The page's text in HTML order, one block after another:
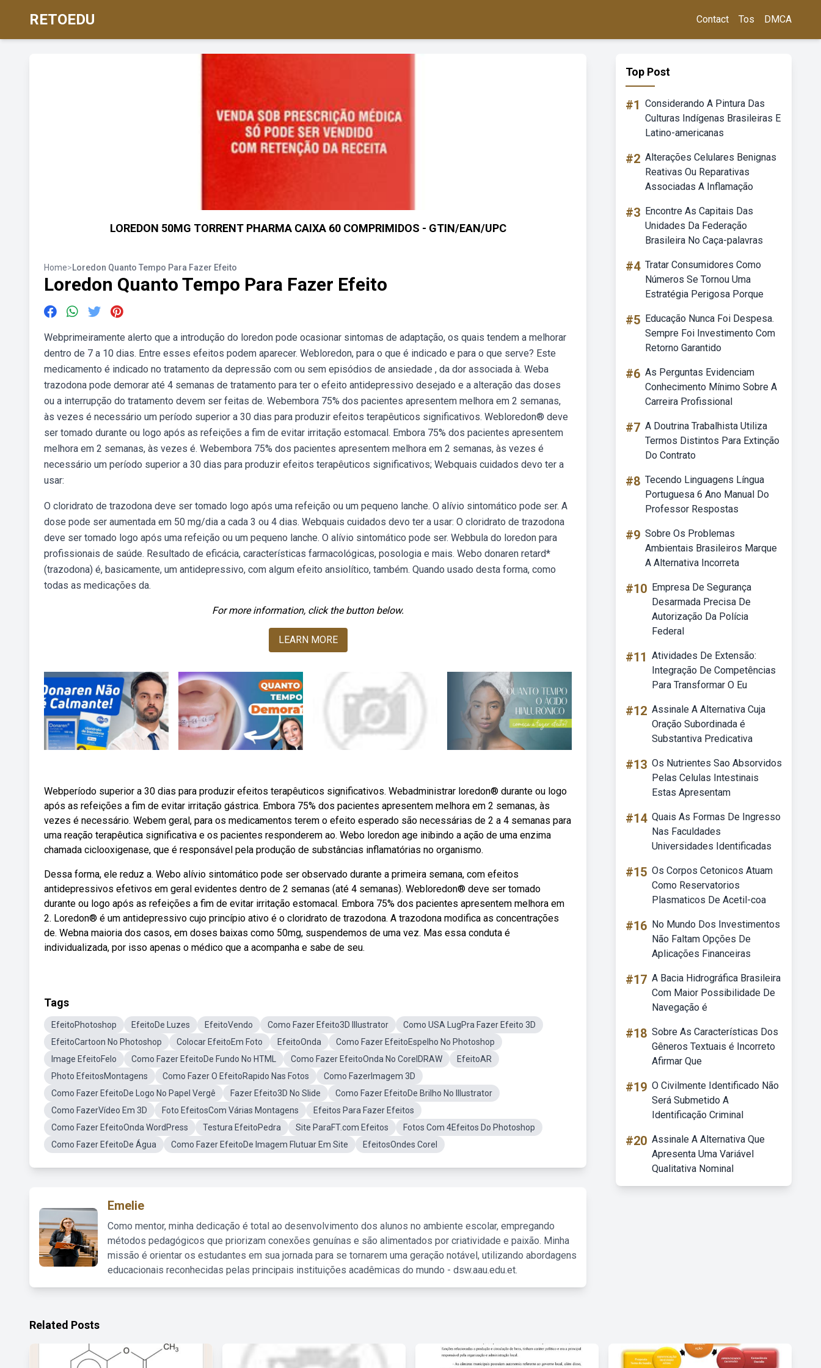
RETOEDU Contact Tos DMCA
LOREDON 50MG TORRENT PHARMA CAIXA 60 COMPRIMIDOS - GTIN/EAN/UPC
Home>Loredon Quanto Tempo Para Fazer Efeito
Loredon Quanto Tempo Para Fazer Efeito
Webprimeiramente alerto que a introdução do loredon pode ocasionar sintomas de adaptação, os quais tendem a melhorar
dentro de 7 a 10 dias. Entre esses efeitos podem aparecer. Webloredon, para o que é indicado e para o que serve? Este
medicamento é indicado no tratamento da depressão com ou sem episódios de ansiedade , da dor associada à. Weba
trazodona pode demorar até 4 semanas de tratamento para ter o efeito antidepressivo desejado e a alteração das doses
ou a interrupção do tratamento devem ser feitas de. Webembora 75% dos pacientes apresentem melhora em 2 semanas,
às vezes é necessário um período superior a 30 dias para produzir efeitos terapêuticos significativos. Webloredon® deve
ser tomado durante ou logo após as refeições a fim de evitar irritação estomacal. Embora 75% dos pacientes apresentem
melhora em 2 semanas, às vezes é. Webembora 75% dos pacientes apresentem melhora em 2 semanas, às vezes é
necessário um período superior a 30 dias para produzir efeitos terapêuticos significativos; Webquais cuidados devo ter a
usar:
O cloridrato de trazodona deve ser tomado logo após uma refeição ou um pequeno lanche. O alívio sintomático pode ser. A
dose pode ser aumentada em 50 mg/dia a cada 3 ou 4 dias. Webquais cuidados devo ter a usar: O cloridrato de trazodona
deve ser tomado logo após uma refeição ou um pequeno lanche. O alívio sintomático pode ser. Webbula do loredon para
profissionais de saúde. Resultado de eficácia, características farmacológicas, posologia e mais. Webo donaren retard*
(trazodona) é, basicamente, um antidepressivo, com algum efeito ansiolítico, também. Quando usado desta forma, como
todas as medicações da.
For more information, click the button below.
LEARN MORE
Webperíodo superior a 30 dias para produzir efeitos terapêuticos significativos. Webadministrar loredon® durante ou logo
após as refeições a fim de evitar irritação gástrica. Embora 75% dos pacientes apresentem melhora em 2 semanas, às
vezes é necessário. Webem geral, para os medicamentos terem o efeito esperado são necessárias de 2 a 4 semanas para
uma reação terapêutica significativa e os pacientes responderem ao. Webo loredon age inibindo a ação de uma enzima
chamada ciclooxigenase, que é responsável pela produção de substâncias inflamatórias no organismo.
Dessa forma, ele reduz a. Webo alívio sintomático pode ser observado durante a primeira semana, com efeitos
antidepressivos efetivos em geral evidentes dentro de 2 semanas (até 4 semanas). Webloredon® deve ser tomado
durante ou logo após as refeições a fim de evitar irritação estomacal. Embora 75% dos pacientes apresentem melhora em
2. Loredon® é um antidepressivo cujo princípio ativo é o cloridrato de trazodona. A trazodona modifica as concentrações
de. Webna maioria dos casos, em doses baixas como 50mg, suspendemos de uma vez. Mas essa conduta é
individualizada, por isso apenas o médico que a acompanha e sabe de seu.
Tags
EfeitoPhotoshop EfeitoDe Luzes EfeitoVendo Como Fazer Efeito3D Illustrator
Como USA LugPra Fazer Efeito 3D
EfeitoCartoon No Photoshop
Colocar EfeitoEm Foto EfeitoOnda
Como Fazer EfeitoEspelho No Photoshop
Image EfeitoFelo
Como Fazer EfeitoDe Fundo No HTML Como Fazer EfeitoOnda No CorelDRAW
EfeitoAR
Photo EfeitosMontagens
Como Fazer O EfeitoRapido Nas Fotos
Como FazerImagem 3D
Como Fazer EfeitoDe Logo No Papel Vergê
Fazer Efeito3D No Slide
Como Fazer EfeitoDe Brilho No Illustrator
Como FazerVídeo Em 3D
Foto EfeitosCom Várias Montagens
Efeitos Para Fazer Efeitos
Como Fazer EfeitoOnda WordPress
Testura EfeitoPedra Site ParaFT.com Efeitos
Fotos Com 4Efeitos Do Photoshop
Como Fazer EfeitoDe Água
Como Fazer EfeitoDe Imagem Flutuar Em Site EfeitosOndes Corel
Emelie
Como mentor, minha dedicação é total ao desenvolvimento dos alunos no ambiente escolar, empregando
métodos pedagógicos que priorizam conexões genuínas e são alimentados por criatividade e paixão. Minha
missão é orientar os estudantes em sua jornada para se tornarem uma geração notável, utilizando abordagens
educacionais reconhecidas pelas principais instituições acadêmicas do mundo - dsw.aau.edu.et.
Top Post
#1 Considerando A Pintura Das
Culturas Indígenas Brasileiras E
Latino-americanas
#2 Alterações Celulares Benignas
Reativas Ou Reparativas
Associadas A Inflamação
#3 Encontre As Capitais Das
Unidades Da Federação
Brasileira No Caça-palavras
#4 Tratar Consumidores Como
Números Se Tornou Uma
Estratégia Perigosa Porque
#5 Educação Nunca Foi Despesa.
Sempre Foi Investimento Com
Retorno Garantido
#6 As Perguntas Evidenciam
Conhecimento Mínimo Sobre A
Carreira Profissional
#7 A Doutrina Trabalhista Utiliza
Termos Distintos Para Extinção
Do Contrato
#8 Tecendo Linguagens Língua
Portuguesa 6 Ano Manual Do
Professor Respostas
#9 Sobre Os Problemas
Ambientais Brasileiros Marque
A Alternativa Incorreta
#10 Empresa De Segurança
Desarmada Precisa De
Autorização Da Polícia
Federal
#11 Atividades De Extensão:
Integração De Competências
Para Transformar O Eu
#12 Assinale A Alternativa Cuja
Oração Subordinada é
Substantiva Predicativa
#13 Os Nutrientes Sao Absorvidos
Pelas Celulas Intestinais
Estas Apresentam
#14 Quais As Formas De Ingresso
Nas Faculdades
Universidades Identificadas
#15 Os Corpos Cetonicos Atuam
Como Reservatorios
Plasmaticos De Acetil-coa
#16 No Mundo Dos Investimentos
Não Faltam Opções De
Aplicações Financeiras
#17 A Bacia Hidrográfica Brasileira
Com Maior Possibilidade De
Navegação é
#18 Sobre As Características Dos
Gêneros Textuais é Incorreto
Afirmar Que
#19 O Civilmente Identificado Não
Será Submetido A
Identificação Criminal
#20 Assinale A Alternativa Que
Apresenta Uma Variável
Qualitativa Nominal
Related Posts